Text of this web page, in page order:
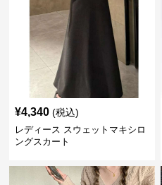
¥4,340 (税込)
レディース スウェットマキシロ
ングスカート